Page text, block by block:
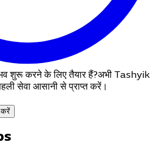
शुरू करने के लिए तैयार हैं?अभी Tashyik
सेवा आसानी से प्राप्त करें।
करें